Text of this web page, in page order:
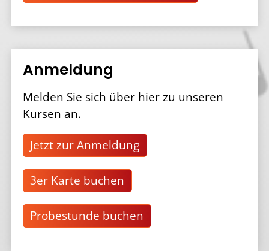
Anmeldung
Melden Sie sich über hier zu unseren
Kursen an.
Jetzt zur Anmeldung
3er Karte buchen
Probestunde buchen